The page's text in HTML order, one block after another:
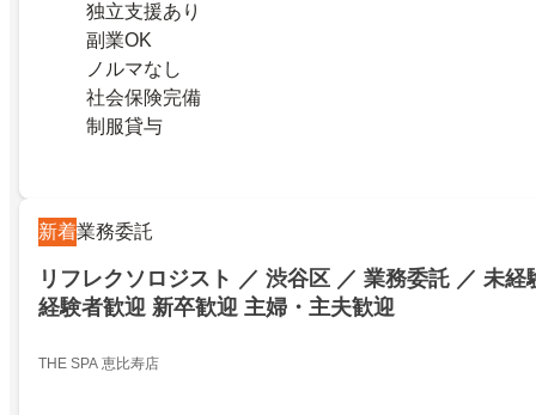
独立支援あり
副業OK
ノルマなし
社会保険完備
制服貸与
新着業務委託
リフレクソロジスト ／ 渋谷区 ／ 業務委託 ／ 未経
経験者歓迎 新卒歓迎 主婦・主夫歓迎
THE SPA 恵比寿店